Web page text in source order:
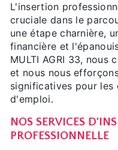
L'insertion
cruciale dans le
une étape charnière,
financière et
MULTI AGRI 33, nous
et nous nous
significatives pour les
d'emploi.
NOS SERVICES
PROFESSIONNELLE